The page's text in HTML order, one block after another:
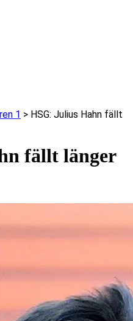
1 > HSG: Julius Hahn fällt
fällt länger